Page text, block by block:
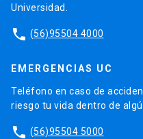
Universidad.
phone (56)95504 4000
EMERGENCIAS UC
Teléfono en caso de
riesgo tu vida dentro de
phone (56)95504 5000